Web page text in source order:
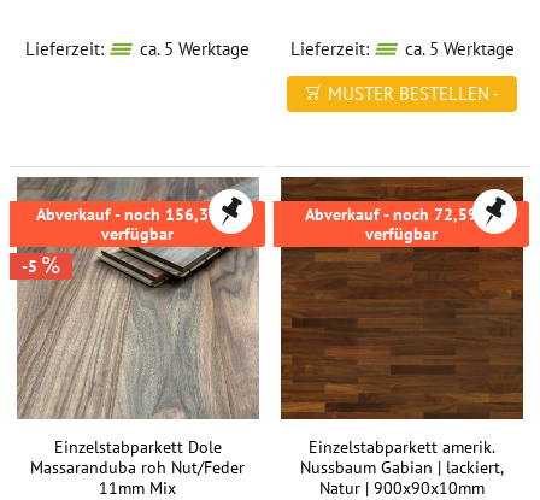
Lieferzeit: ca. 5 Werktage Lieferzeit:
ca. 5 Werktage
MUSTER BESTELLEN -
Abverkauf - noch 156,36m²
verfügbar
-5
Einzelstabparkett Dole
Massaranduba roh Nut/Feder
11mm Mix
Abverkauf - noch 72,59m²
verfügbar
Einzelstabparkett amerik.
Nussbaum Gabian | lackiert,
Natur | 900x90x10mm